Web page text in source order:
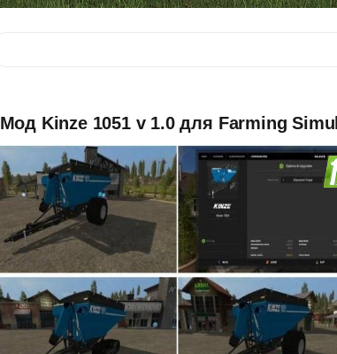
Мод Kinze 1051 v 1.0 для Farming